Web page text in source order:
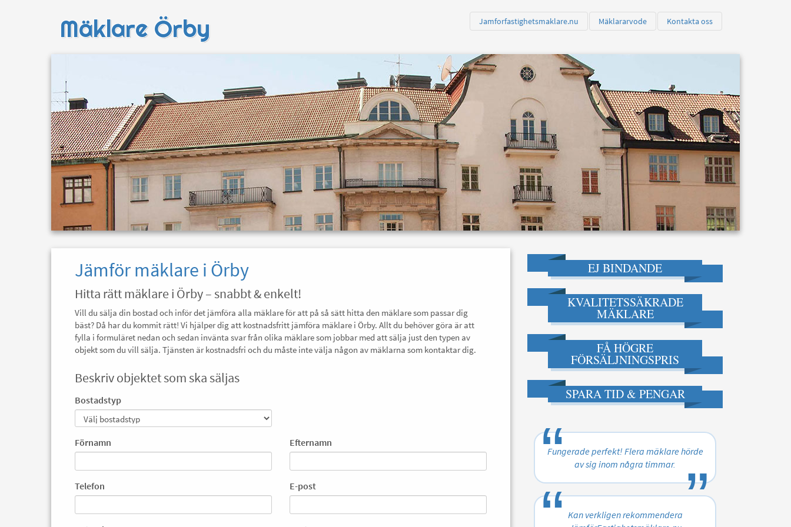
Mäklare Örby Jamforfastighetsmaklare.nu Mäklararvode Kontakta oss
Jämför mäklare i Örby
Hitta rätt mäklare i Örby – snabbt & enkelt!
Vill du sälja din bostad och inför det jämföra alla mäklare för att på så sätt hitta den mäklare som passar dig
bäst? Då har du kommit rätt! Vi hjälper dig att kostnadsfritt jämföra mäklare i Örby. Allt du behöver göra är att
fylla i formuläret nedan och sedan invänta svar från olika mäklare som jobbar med att sälja just den typen av
objekt som du vill sälja. Tjänsten är kostnadsfri och du måste inte välja någon av mäklarna som kontaktar dig.
Beskriv objektet som ska säljas
Bostadstyp
Förnamn Efternamn
Telefon E-post
EJ BINDANDE
KVALITETSSÄKRADE
MÄKLARE
FÅ HÖGRE
FÖRSÄLJNINGSPRIS
SPARA TID & PENGAR
“
Fungerade perfekt! Flera mäklare hörde
av sig inom några timmar.
„
Kan verkligen rekommendera